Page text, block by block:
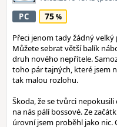
PC 75
Přeci jenom tady žádný
Můžete sebrat větší balík
druh nového nepřítele.
toho pár tajných, které jsem
tak malou rozlohu.
Škoda, že se tvůrci
na nás pálí bossové. Ze
úrovní jsem proběhl jako nic.